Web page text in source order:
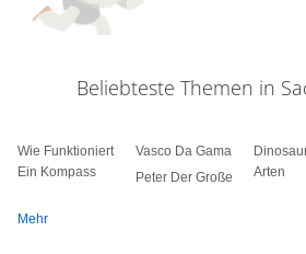
Beliebteste Themen in
Wie Funktioniert
Ein Kompass
Vasco Da Gama
Peter Der Große
Arten
Mehr